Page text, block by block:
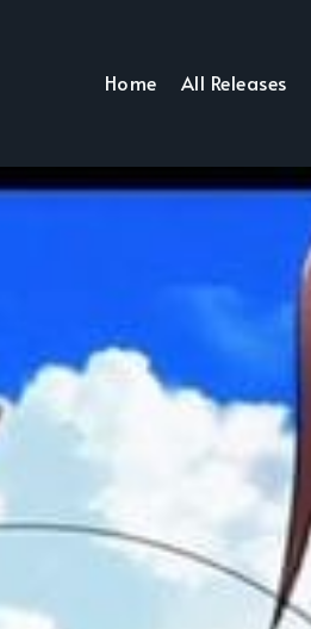
Home All Releases